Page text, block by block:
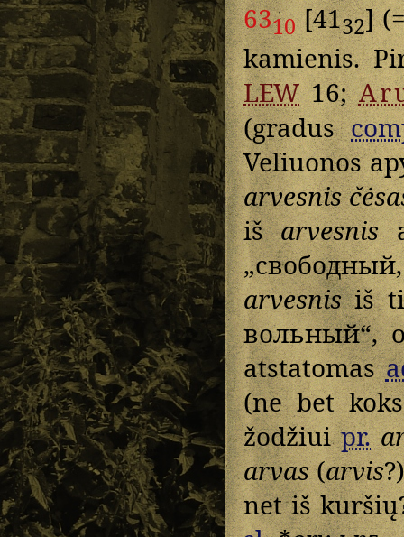
6310[4132]
kamienis.
LEW16;
(gradus
Veliuonos
arvesnis
išarvesnis
arvesnisiš
вольный“,
atstatomas
(ne bet
žodžiuipr.
arvas(arvis
net iš